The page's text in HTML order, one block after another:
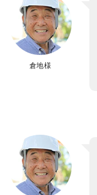
倉地様